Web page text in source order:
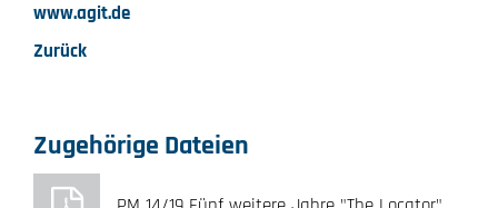
www.agit.de
Zurück
Zugehörige Dateien